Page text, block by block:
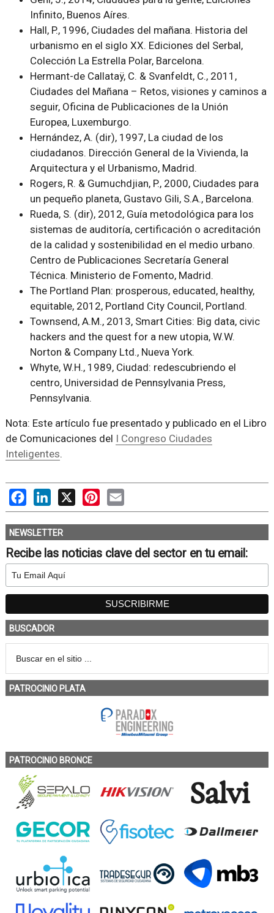
Infinito, Buenos Aíres.
Hall, P., 1996, Ciudades del mañana. Historia del
urbanismo en el siglo XX. Ediciones del Serbal,
Colección La Estrella Polar, Barcelona.
Hermant-de Callataÿ, C. & Svanfeldt, C., 2011,
Ciudades del Mañana – Retos, visiones y caminos a
seguir, Oficina de Publicaciones de la Unión
Europea, Luxemburgo.
Hernández, A. (dir), 1997, La ciudad de los
ciudadanos. Dirección General de la Vivienda, la
Arquitectura y el Urbanismo, Madrid.
Rogers, R. & Gumuchdjian, P., 2000, Ciudades para
un pequeño planeta, Gustavo Gili, S.A., Barcelona.
Rueda, S. (dir), 2012, Guía metodológica para los
sistemas de auditoría, certificación o acreditación
de la calidad y sostenibilidad en el medio urbano.
Centro de Publicaciones Secretaría General
Técnica. Ministerio de Fomento, Madrid.
The Portland Plan: prosperous, educated, healthy,
equitable, 2012, Portland City Council, Portland.
Townsend, A.M., 2013, Smart Cities: Big data, civic
hackers and the quest for a new utopia, W.W.
Norton & Company Ltd., Nueva York.
Whyte, W.H., 1989, Ciudad: redescubriendo el
centro, Universidad de Pennsylvania Press,
Pennsylvania.
Nota: Este artículo fue presentado y publicado en el Libro
de Comunicaciones del I Congreso Ciudades
Inteligentes.
FacebookLinkedIn Pinterest
NEWSLETTER
Recibe las noticias clave del sector en tu email:
BUSCADOR
PATROCINIO PLATA
PATROCINIO BRONCE